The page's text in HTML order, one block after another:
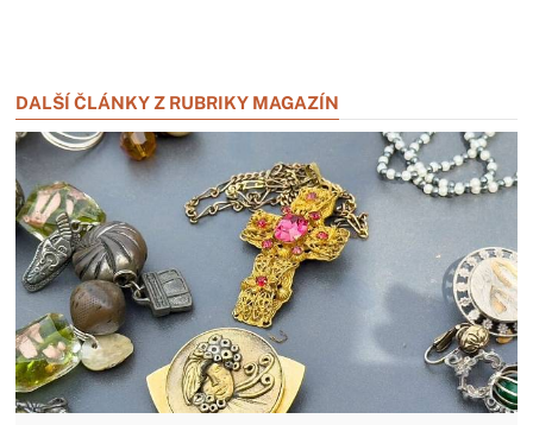
DALŠÍ ČLÁNKY Z RUBRIKY MAGAZÍN